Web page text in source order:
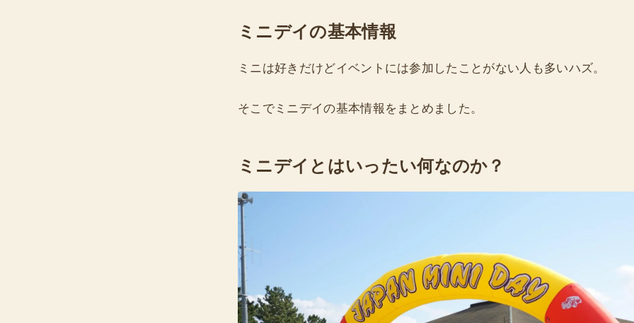
ミニデイの基本情報
ミニは好きだけどイベントには参加したことがない人も多いハズ。
そこでミニデイの基本情報をまとめました。
ミニデイとはいったい何なのか？